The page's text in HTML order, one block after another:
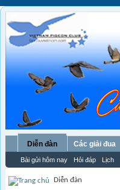
Diễn đàn
Bài gửi hôm nay Hỏi đáp Lịch
Các giải đua
Diễn đàn